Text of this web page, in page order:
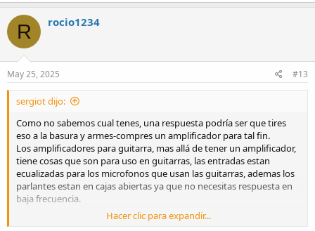
R rocio1234
May 25, 2025 #13
sergiot dijo:
Como no sabemos cual tenes, una respuesta podría ser que tires
eso a la basura y armes-compres un amplificador para tal fin.
Los amplificadores para guitarra, mas allá de tener un amplificador,
tiene cosas que son para uso en guitarras, las entradas estan
ecualizadas para los microfonos que usan las guitarras, ademas los
parlantes estan en cajas abiertas ya que no necesitas respuesta en
baja frecuencia.
Pd: todo eso que pensabas hacer no sirve para nada.
Hacer clic para expandir...